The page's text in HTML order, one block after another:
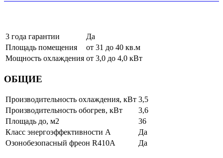
3 года гарантии
Да
Площадь помещения
от 31 до 40 кв.м
Мощность охлаждения от 3,0 до 4,0 кВт
ОБЩИЕ
Производительность охлаждения, кВт 3,5
Производительность обогрев, кВт
3,6
Площадь до, м2
36
Класс энергоэффективности А
Да
Озонобезопасный фреон R410A
Да